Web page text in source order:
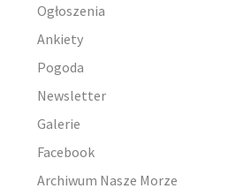
Ogłoszenia
Ankiety
Pogoda
Newsletter
Galerie
Facebook
Archiwum Nasze Morze